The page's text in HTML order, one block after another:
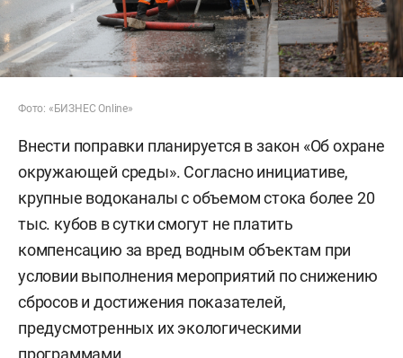
Фото: «БИЗНЕС Online»
Внести поправки планируется в закон «Об охране
окружающей среды». Согласно инициативе,
крупные водоканалы с объемом стока более 20
тыс. кубов в сутки смогут не платить
компенсацию за вред водным объектам при
условии выполнения мероприятий по снижению
сбросов и достижения показателей,
предусмотренных их экологическими